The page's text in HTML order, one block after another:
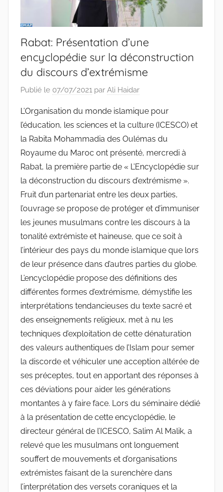
Rabat: Présentation d’une
encyclopédie sur la déconstruction
du discours d’extrémisme
Publié le 07/07/2021 par Ali Haidar
L’Organisation du monde islamique pour
l’éducation, les sciences et la culture (ICESCO) et
la Rabita Mohammadia des Oulémas du
Royaume du Maroc ont présenté, mercredi à
Rabat, la première partie de « L’Encyclopédie sur
la déconstruction du discours d’extrémisme ».
Fruit d’un partenariat entre les deux parties,
l’ouvrage se propose de protéger et d’immuniser
les jeunes musulmans contre les discours à la
tonalité extrémiste et haineuse, que ce soit à
l’intérieur des pays du monde islamique que lors
de leur présence dans d’autres parties du globe.
L’encyclopédie propose des définitions des
différentes formes d’extrémisme, démystifie les
interprétations tendancieuses du texte sacré et
des enseignements religieux, met à nu les
techniques d’exploitation de cette dénaturation
des valeurs authentiques de l’Islam pour semer
la discorde et véhiculer une acception altérée de
ses préceptes, tout en apportant des réponses à
ces déviations pour aider les générations
montantes à y faire face. Lors du séminaire dédié
à la présentation de cette encyclopédie, le
directeur général de l’ICESCO, Salim Al Malik, a
relevé que les musulmans ont longuement
souffert de mouvements et d’organisations
extrémistes faisant de la surenchère dans
l’interprétation des versets coraniques et la